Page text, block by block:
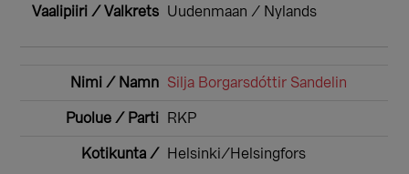
Uudenmaan / Nylands
Silja Borgarsdóttir Sandelin
RKP
Helsinki/Helsingfors